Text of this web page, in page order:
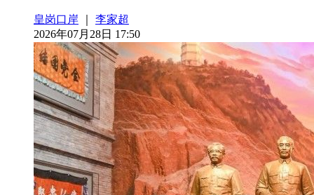
皇岗口岸
李家超
2026年07月28日 17:50